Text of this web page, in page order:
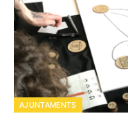
AJUNTAMENTS